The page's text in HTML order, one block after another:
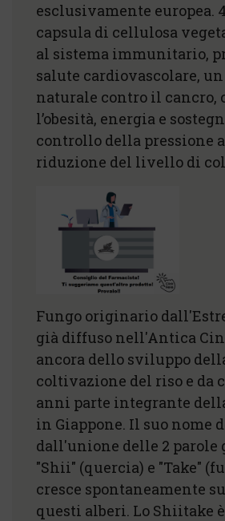
esclusivamente europea.
capsula di cellulosa
al sistema immunitario,
salute cardiovascolare,
naturale contro il cancro,
l’obesità, energia e
controllo della pressione
riduzione del livello di
Fungo originario
già diffuso nell'Antica
ancora dello sviluppo
coltivazione del riso e da
anni parte integrante
in Giappone. Il suo nome
dall'unione delle 2 parole
"Shii" (quercia) e "Take"
cresce spontaneamente
questi alberi. Lo Shiitake